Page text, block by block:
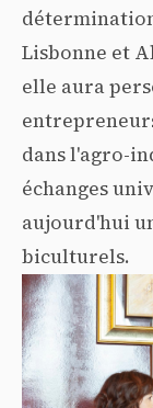
Lisbonne et
elle aura
dans l'agro-
échanges
aujourd'hui
biculturels.